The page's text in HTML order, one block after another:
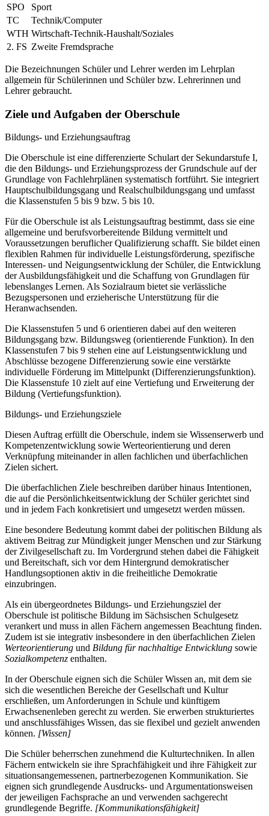
SPO
Sport
TC
Technik/Computer
WTH Wirtschaft-Technik-Haushalt/Soziales
2. FS Zweite Fremdsprache
Die Bezeichnungen Schüler und Lehrer werden im Lehrplan
allgemein für Schülerinnen und Schüler bzw. Lehrerinnen und
Lehrer gebraucht.
Ziele und Aufgaben der Oberschule
Bildungs- und Erziehungsauftrag
Die Oberschule ist eine differenzierte Schulart der Sekundarstufe I,
die den Bildungs- und Erziehungsprozess der Grundschule auf der
Grundlage von Fachlehrplänen systematisch fortführt. Sie integriert
Hauptschulbildungsgang und Realschulbildungsgang und umfasst
die Klassenstufen 5 bis 9 bzw. 5 bis 10.
Für die Oberschule ist als Leistungsauftrag bestimmt, dass sie eine
allgemeine und berufsvorbereitende Bildung vermittelt und
Voraussetzungen beruflicher Qualifizierung schafft. Sie bildet einen
flexiblen Rahmen für individuelle Leistungsförderung, spezifische
Interessen- und Neigungsentwicklung der Schüler, die Entwicklung
der Ausbildungsfähigkeit und die Schaffung von Grundlagen für
lebenslanges Lernen. Als Sozialraum bietet sie verlässliche
Bezugspersonen und erzieherische Unterstützung für die
Heranwachsenden.
Die Klassenstufen 5 und 6 orientieren dabei auf den weiteren
Bildungsgang bzw. Bildungsweg (orientierende Funktion). In den
Klassenstufen 7 bis 9 stehen eine auf Leistungsentwicklung und
Abschlüsse bezogene Differenzierung sowie eine verstärkte
individuelle Förderung im Mittelpunkt (Differenzierungsfunktion).
Die Klassenstufe 10 zielt auf eine Vertiefung und Erweiterung der
Bildung (Vertiefungsfunktion).
Bildungs- und Erziehungsziele
Diesen Auftrag erfüllt die Oberschule, indem sie Wissenserwerb und
Kompetenzentwicklung sowie Werteorientierung und deren
Verknüpfung miteinander in allen fachlichen und überfachlichen
Zielen sichert.
Die überfachlichen Ziele beschreiben darüber hinaus Intentionen,
die auf die Persönlichkeitsentwicklung der Schüler gerichtet sind
und in jedem Fach konkretisiert und umgesetzt werden müssen.
Eine besondere Bedeutung kommt dabei der politischen Bildung als
aktivem Beitrag zur Mündigkeit junger Menschen und zur Stärkung
der Zivilgesellschaft zu. Im Vordergrund stehen dabei die Fähigkeit
und Bereitschaft, sich vor dem Hintergrund demokratischer
Handlungsoptionen aktiv in die freiheitliche Demokratie
einzubringen.
Als ein übergeordnetes Bildungs- und Erziehungsziel der
Oberschule ist politische Bildung im Sächsischen Schulgesetz
verankert und muss in allen Fächern angemessen Beachtung finden.
Zudem ist sie integrativ insbesondere in den überfachlichen Zielen
Werteorientierung und Bildung für nachhaltige Entwicklung sowie
Sozialkompetenz enthalten.
In der Oberschule eignen sich die Schüler Wissen an, mit dem sie
sich die wesentlichen Bereiche der Gesellschaft und Kultur
erschließen, um Anforderungen in Schule und künftigem
Erwachsenenleben gerecht zu werden. Sie erwerben strukturiertes
und anschlussfähiges Wissen, das sie flexibel und gezielt anwenden
können. [Wissen]
Die Schüler beherrschen zunehmend die Kulturtechniken. In allen
Fächern entwickeln sie ihre Sprachfähigkeit und ihre Fähigkeit zur
situationsangemessenen, partnerbezogenen Kommunikation. Sie
eignen sich grundlegende Ausdrucks- und Argumentationsweisen
der jeweiligen Fachsprache an und verwenden sachgerecht
grundlegende Begriffe. [Kommunikationsfähigkeit]